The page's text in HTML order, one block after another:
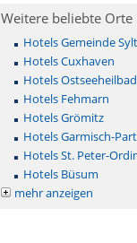
Weitere beliebte Orte
Hotels Gemeinde
Hotels Cuxhaven
Hotels
Hotels Fehmarn
Hotels Grömitz
Hotels Garmisch-
Hotels St. Peter-
Hotels Büsum
mehr anzeigen